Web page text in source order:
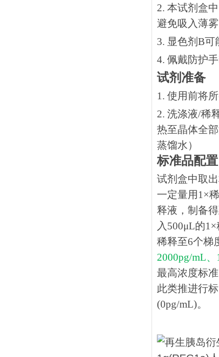
2. 本试剂盒
避免吸入薄
3. 显色剂B
4. 佩戴防护
试剂准备
1. 使用前将
2. 洗涤液/稀
热⾄晶体全
蒸馏水）
标准品配置
试剂盒中取
一定量用1×
释液，制备
入500μL的
稀释至6个梯
2000pg/mL
最高浓度标
此类推进行
(0pg/mL)。